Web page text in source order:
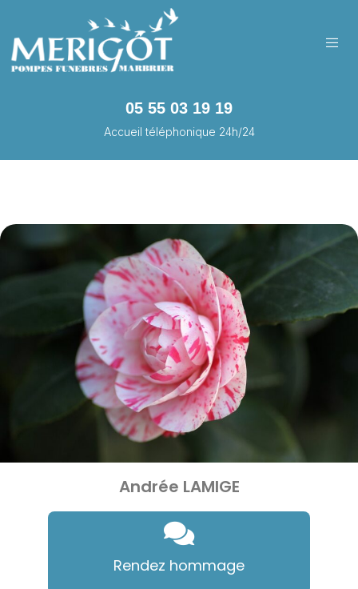
05 55 03 19 19
Accueil téléphonique 24h/24
Andrée LAMIGE
Rendez hommage